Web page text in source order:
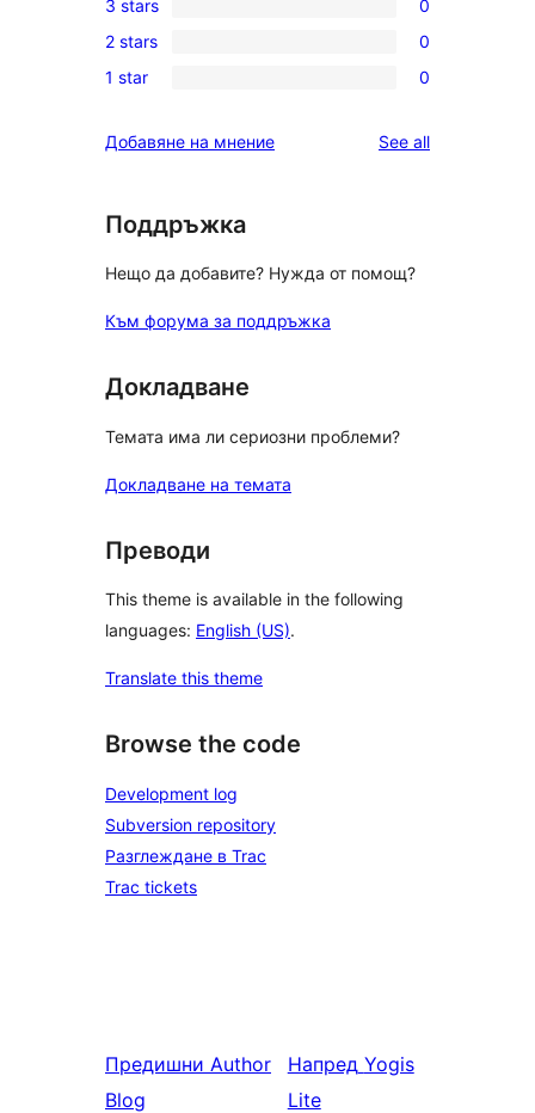
star
review
4-
star
reviews
0
3-
star
3 stars 0
0
2-
reviews
2 stars 0
0
star
1 star 0
Добавяне на мнение See allreviews
Поддръжка
Нещо да добавите? Нужда от помощ?
Към форума за поддръжка
Докладване
Темата има ли сериозни проблеми?
Докладване на темата
Преводи
This theme is available in the following
languages: English (US).
Translate this theme
Browse the code
Development log
Subversion repository
Разглеждане в Trac
Trac tickets
Предишни Author
Blog
Напред Yogis
Lite